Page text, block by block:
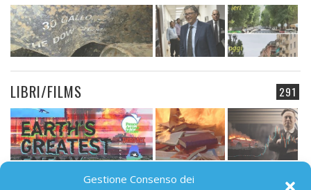
Gestione Consenso dei
291
LIBRI/FILMS